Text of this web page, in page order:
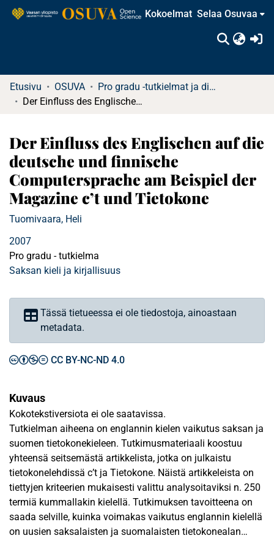
Kokoelmat Selaa Osuvaa
Etusivu OSUVA
Pro gradu -tutkielmat ja diplomityöt
Der Einfluss des Englischen auf die deutsche und finnische Computersprache am Beispiel der Magazine c’t und Tietokone
Der Einfluss des Englischen auf die
deutsche und finnische
Computersprache am Beispiel der
Magazine c’t und Tietokone
Tuomivaara, Heli
2007
Pro gradu - tutkielma
Saksan kieli ja kirjallisuus
Tässä tietueessa ei ole tiedostoja, ainoastaan
metadata.
CC BY-NC-ND 4.0
Kuvaus
Kokotekstiversiota ei ole saatavissa.
Tutkielman aiheena on englannin kielen vaikutus saksan ja
suomen tietokonekieleen. Tutkimusmateriaali koostuu
yhteensä seitsemästä artikkelista, jotka on julkaistu
tietokonelehdissä c’t ja Tietokone. Näistä artikkeleista on
tiettyjen kriteerien mukaisesti valittu analysoitaviksi n. 250
termiä kummallakin kielellä. Tutkimuksen tavoitteena on
saada selville, kuinka voimakas vaikutus englannin kielellä
on uusien saksalaisten ja suomalaisten tietokonealan